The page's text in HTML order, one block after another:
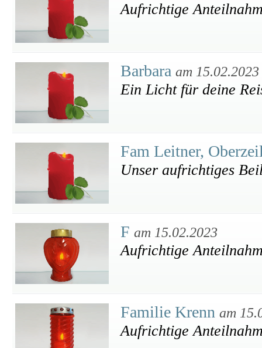
Aufrichtige
Barbara am 15.02.2023
Ein Licht für deine
Fam Leitner,
Unser aufrichtiges
F am 15.02.2023
Aufrichtige
Familie Krenn am
Aufrichtige